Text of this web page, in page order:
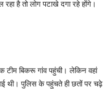
है तो लोग पटाखे दगा रहे होंगे।
बिकरू गांव पहुंची। लेकिन वहां
थी। पुलिस के पहुंचते ही छतों पर चढ़े